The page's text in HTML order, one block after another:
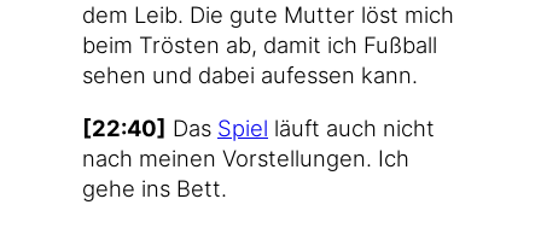
dem Leib. Die gute Mut­ter löst mich
beim Trös­ten ab, damit ich Fuß­ball
sehen und dabei auf­es­sen kann.
[22:40] Das Spiel läuft auch nicht
nach mei­nen Vor­stel­lun­gen. Ich
gehe ins Bett.